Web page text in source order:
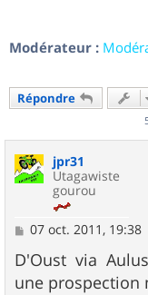
Modérateur :
Répondre
jpr31
Utagawiste
gourou
M
s
a
07 oct. 2011, 19:38
D'Oust via
une prospection